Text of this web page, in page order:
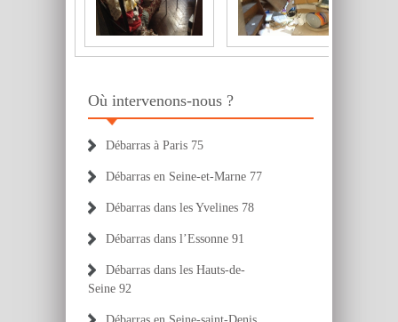
Où intervenons-nous ?
Débarras à Paris 75
Débarras en Seine-et-Marne 77
Débarras dans les Yvelines 78
Débarras dans l’Essonne 91
Débarras dans les Hauts-de-
Seine 92